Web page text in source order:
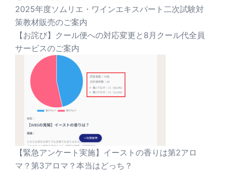
2025年度ソムリエ・ワインエキスパート二次試験対
策教材販売のご案内
【お詫び】クール便への対応変更と8月クール代全員
サービスのご案内
【緊急アンケート実施】イーストの香りは第2アロ
マ？第3アロマ？本当はどっち？